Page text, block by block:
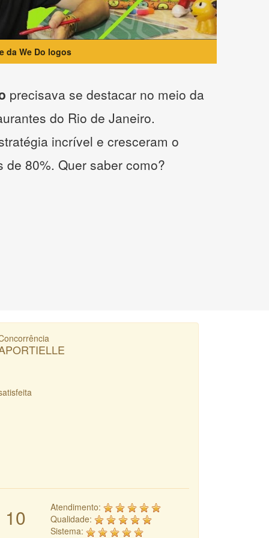
da We Do logos
precisava se destacar no meio da
do Rio de Janeiro.
incrível e cresceram o
de 80%. Quer saber como?
10
Atendimento:
Qualidade:
Sistema: